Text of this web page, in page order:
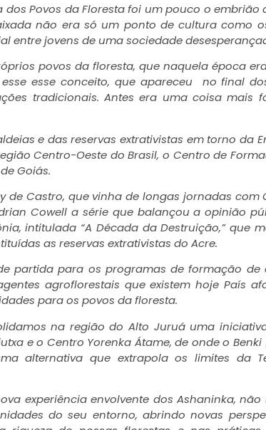
dos Povos da Floresta foi um pouco o embrião
não era só um ponto de cultura como
entre jovens de uma sociedade
povos da floresta, que naquela época
esse conceito, que apareceu no final
tradicionais. Antes era uma coisa mais
e das reservas extrativistas em torno da
Centro-Oeste do Brasil, o Centro de
Goiás.
Castro, que vinha de longas jornadas com
Cowell a série que balançou a opinião
intitulada “A Década da Destruição,” que
as reservas extrativistas do Acre.
partida para os programas de formação de
agroflorestais que existem hoje País
para os povos da floresta.
na região do Alto Juruá uma
e o Centro Yorenka Átame, de onde o
alternativa que extrapola os limites da
experiência envolvente dos Ashaninka,
do seu entorno, abrindo novas